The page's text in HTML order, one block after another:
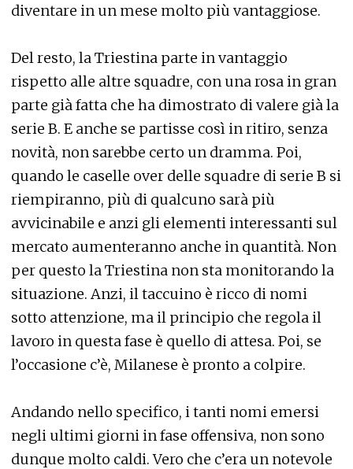
diventare in un mese molto più vantaggiose.
Del resto, la Triestina parte in vantaggio
rispetto alle altre squadre, con una rosa in gran
parte già fatta che ha dimostrato di valere già la
serie B. E anche se partisse così in ritiro, senza
novità, non sarebbe certo un dramma. Poi,
quando le caselle over delle squadre di serie B si
riempiranno, più di qualcuno sarà più
avvicinabile e anzi gli elementi interessanti sul
mercato aumenteranno anche in quantità. Non
per questo la Triestina non sta monitorando la
situazione. Anzi, il taccuino è ricco di nomi
sotto attenzione, ma il principio che regola il
lavoro in questa fase è quello di attesa. Poi, se
l’occasione c’è, Milanese è pronto a colpire.
Andando nello specifico, i tanti nomi emersi
negli ultimi giorni in fase offensiva, non sono
dunque molto caldi. Vero che c’era un notevole